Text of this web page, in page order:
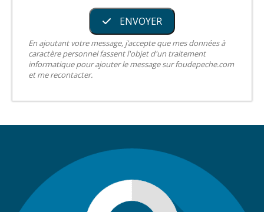
ENVOYER
En ajoutant votre message, j’accepte que mes données à
caractère personnel fassent l'objet d'un traitement
informatique pour ajouter le message sur foudepeche.com
et me recontacter.